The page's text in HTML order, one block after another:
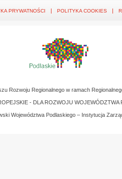
PRYWATNOŚCI POLITYKA COOKIES
Rozwoju Regionalnego w ramach
- DLA ROZWOJU WOJEWÓDZTWA
Województwa Podlaskiego – Instytucja